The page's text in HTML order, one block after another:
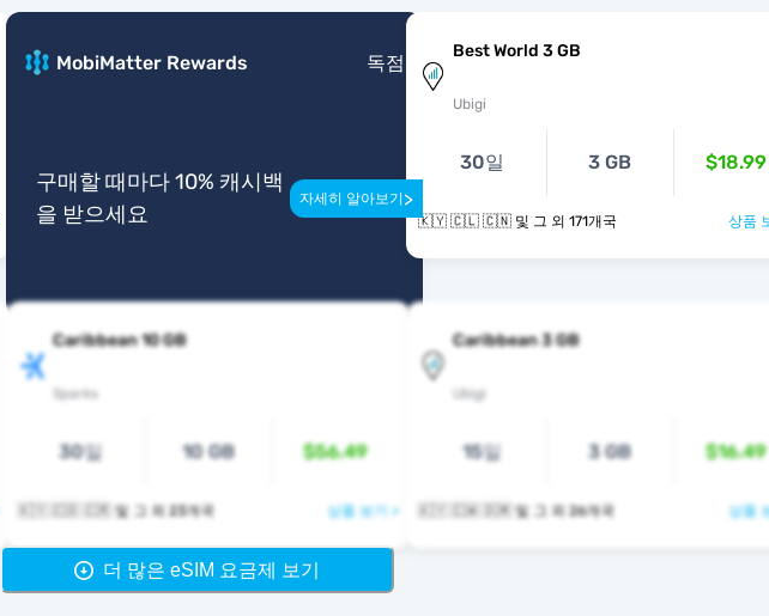
MobiMatter Rewards 독점
구매할 때마다 10% 캐시백
을 받으세요
자세히 알아보기 >
Best World 3 GB
Ubigi
30일 3 GB $18.99
🇰🇾 🇨🇱 🇨🇳 및 그 외 171개국 상품
Caribbean 10 GB
Sparks
30일 10 GB $56.49
🇰🇾 🇨🇴 🇨🇷 및 그 외 23개국 상품 보기 >
Caribbean 3 GB
Ubigi
15일 3 GB $16.49
🇰🇾 🇨🇼 🇩🇲 및 그 외 26개국 상품
더 많은 eSIM 요금제 보기